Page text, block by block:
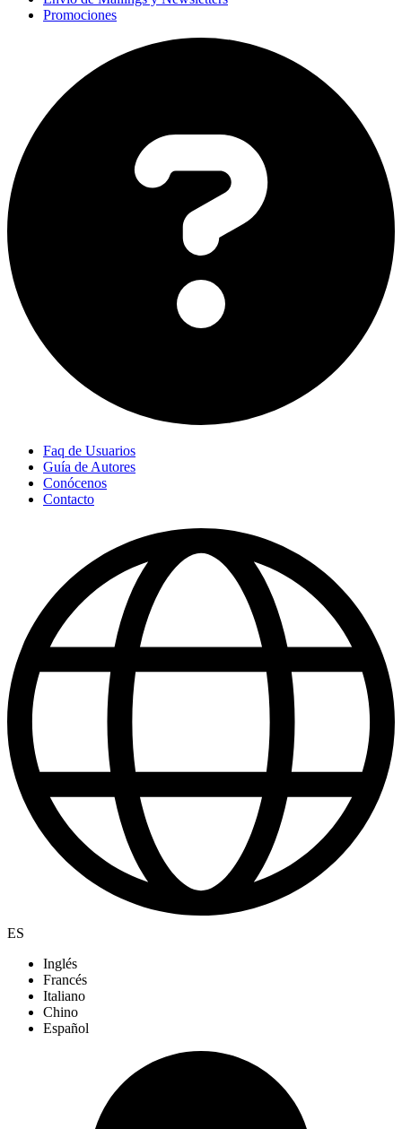
Promociones
Faq de Usuarios
Guía de Autores
Conócenos
Contacto
ES
Inglés
Francés
Italiano
Chino
Español